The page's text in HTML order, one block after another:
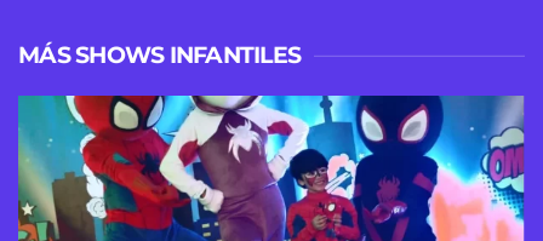
MÁS SHOWS INFANTILES